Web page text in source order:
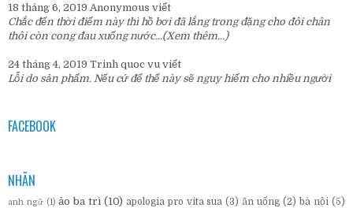
18 tháng 6, 2019 Anonymous viết
Chắc đến thời điểm này thì hồ bơi đã lắng trong đặng cho đôi chân
thôi còn cong đau xuống nước...(Xem thêm...)
24 tháng 4, 2019 Trinh quoc vu viết
Lỗi do sản phẩm. Nếu cứ để thế này sẽ nguy hiểm cho nhiều người
FACEBOOK
NHÃN
anh ngữ (1) ảo ba trì (10) apologia pro vita sua (3) ăn uống (2) bà nội (5)